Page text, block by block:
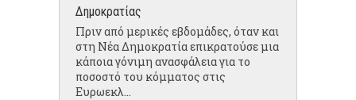
Δημοκρατίας
Πριν από μερικές εβδομάδες, όταν και
στη Νέα Δημοκρατία επικρατούσε μια
κάποια γόνιμη ανασφάλεια για το
ποσοστό του κόμματος στις
Ευρωεκλ...